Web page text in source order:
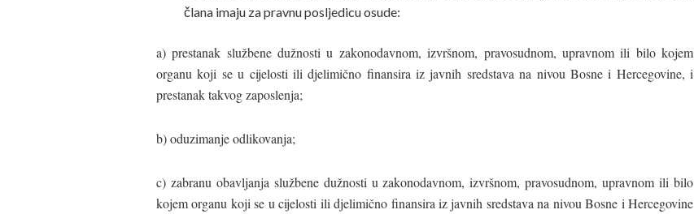
člana imaju za pravnu posljedicu osude:
a) prestanak službene dužnosti u zakonodavnom, izvršnom, pravosudnom, upravnom ili bilo kojem
organu koji se u cijelosti ili djelimično finansira iz javnih sredstava na nivou Bosne i Hercegovine, i
prestanak takvog zaposlenja;
b) oduzimanje odlikovanja;
c) zabranu obavljanja službene dužnosti u zakonodavnom, izvršnom, pravosudnom, upravnom ili bilo
kojem organu koji se u cijelosti ili djelimično finansira iz javnih sredstava na nivou Bosne i Hercegovine